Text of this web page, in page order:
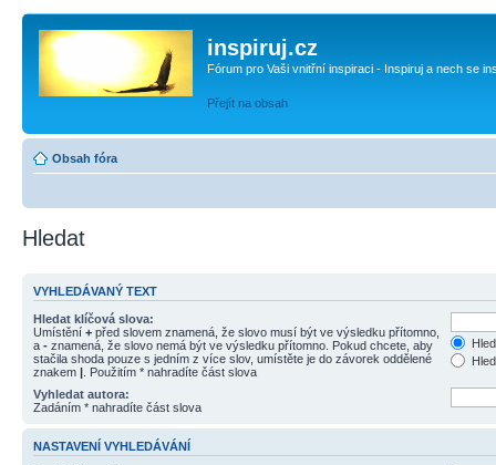
inspiruj.cz
Fórum pro Vaši vnitřní inspiraci - Inspiruj a nech se
Přejít na obsah
Obsah fóra
Hledat
VYHLEDÁVANÝ TEXT
Hledat klíčová slova:
Umístění + před slovem znamená, že slovo musí být ve výsledku přítomno,
a - znamená, že slovo nemá být ve výsledku přítomno. Pokud chcete, aby
stačila shoda pouze s jedním z více slov, umístěte je do závorek oddělené
znakem | . Použitím * nahradíte část slova
Vyhledat autora:
Zadáním * nahradíte část slova
NASTAVENÍ VYHLEDÁVÁNÍ